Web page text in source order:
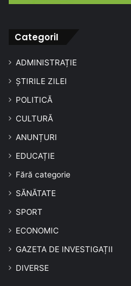
CategoriI
ADMINISTRAȚIE
ȘTIRILE ZILEI
POLITICĂ
CULTURĂ
ANUNȚURI
EDUCAȚIE
Fără categorie
SĂNĂTATE
SPORT
ECONOMIC
GAZETA DE INVESTIGAȚII
DIVERSE